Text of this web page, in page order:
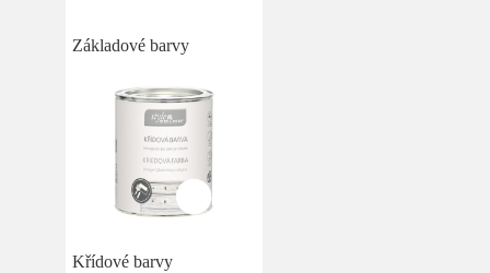
Základové barvy
Křídové barvy